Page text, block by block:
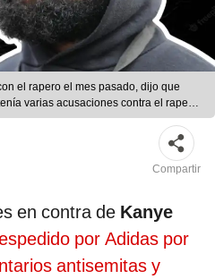
el rapero el mes pasado, dijo que
varias acusaciones contra el rapero.
Compartir
en contra de Kanye
por Adidas por
antisemitas y